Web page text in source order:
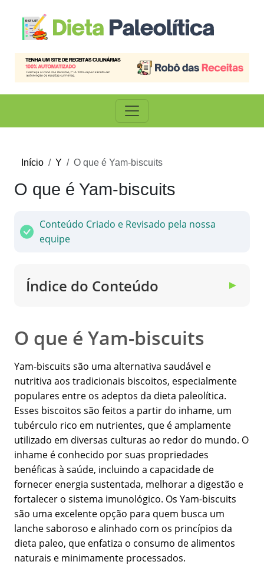
Início Y O que é Yam-biscuits
O que é Yam-biscuits
Conteúdo Criado e Revisado pela nossa
equipe
Índice do Conteúdo ▼
O que é Yam-biscuits
Yam-biscuits são uma alternativa saudável e
nutritiva aos tradicionais biscoitos, especialmente
populares entre os adeptos da dieta paleolítica.
Esses biscoitos são feitos a partir do inhame, um
tubérculo rico em nutrientes, que é amplamente
utilizado em diversas culturas ao redor do mundo. O
inhame é conhecido por suas propriedades
benéficas à saúde, incluindo a capacidade de
fornecer energia sustentada, melhorar a digestão e
fortalecer o sistema imunológico. Os Yam-biscuits
são uma excelente opção para quem busca um
lanche saboroso e alinhado com os princípios da
dieta paleo, que enfatiza o consumo de alimentos
naturais e minimamente processados.